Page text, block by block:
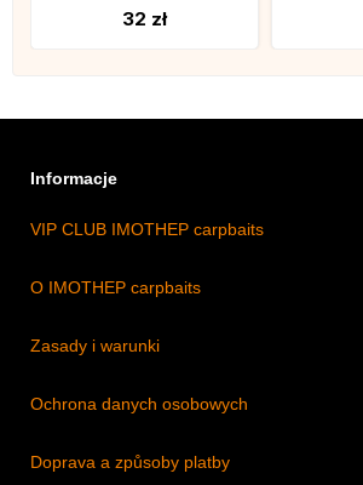
32 zł
Informacje
VIP CLUB IMOTHEP carpbaits
O IMOTHEP carpbaits
Zasady i warunki
Ochrona danych osobowych
Doprava a způsoby platby